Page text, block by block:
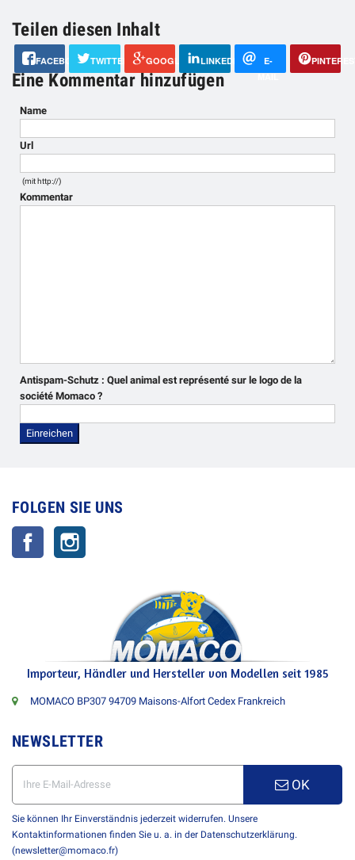
Teilen diesen Inhalt
FACEBOOK TWITTER GOOGLE+ LINKEDIN
E-
MAIL
Eine Kommentar hinzufügen
Name
Url
(mit http://)
Kommentar
Antispam-Schutz : Quel animal est représenté sur le logo de la
société Momaco ?
FOLGEN SIE UNS
Facebook
Importeur, Händler und Hersteller von Modellen seit 1985
MOMACO BP307 94709 Maisons-Alfort Cedex Frankreich
NEWSLETTER
OK
Sie können Ihr Einverständnis jederzeit widerrufen. Unsere
Kontaktinformationen finden Sie u. a. in der Datenschutzerklärung.
(newsletter@momaco.fr)